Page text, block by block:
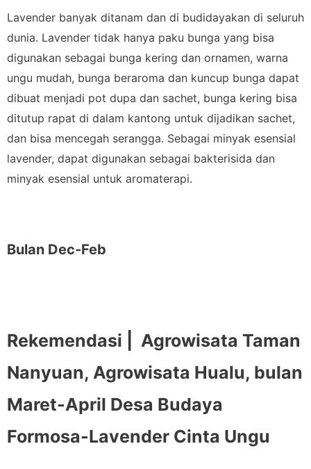
Lavender banyak ditanam dan di budidayakan di seluruh
dunia. Lavender tidak hanya paku bunga yang bisa
digunakan sebagai bunga kering dan ornamen, warna
ungu mudah, bunga beraroma dan kuncup bunga dapat
dibuat menjadi pot dupa dan sachet, bunga kering bisa
ditutup rapat di dalam kantong untuk dijadikan sachet,
dan bisa mencegah serangga. Sebagai minyak esensial
lavender, dapat digunakan sebagai bakterisida dan
minyak esensial untuk aromaterapi.
Bulan Dec-Feb
Rekemendasi |
Agrowisata Taman
Nanyuan, Agrowisata Hualu, bulan
Maret-April Desa Budaya
Formosa-Lavender Cinta Ungu